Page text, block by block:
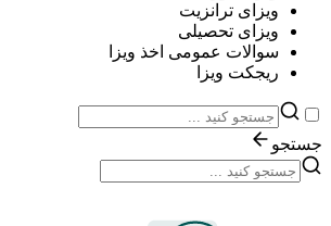
ویزای ترانزیت
ویزای تحصیلی
سوالات عمومی اخذ ویزا
ریجکت ویزا
جستجو